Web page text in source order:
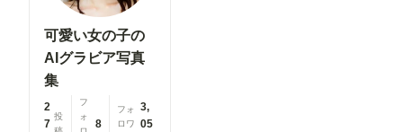
可愛い女の子の
AIグラビア写真
集
2
7
投
フ
ォ
8
フォ
ロワ
3,
05